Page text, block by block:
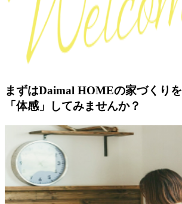
まずはDaimal HOMEの家づくりを
「体感」してみませんか？